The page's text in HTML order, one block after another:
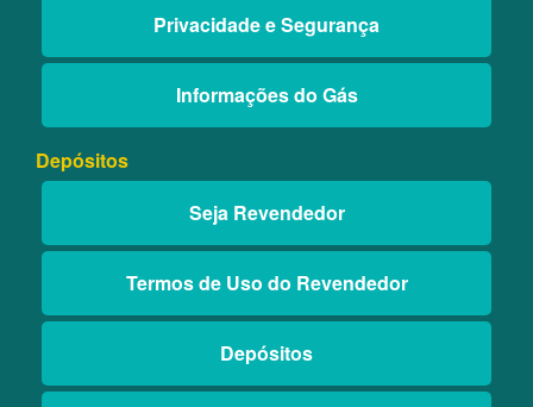
Privacidade e Segurança
Informações do Gás
Depósitos
Seja Revendedor
Termos de Uso do Revendedor
Depósitos